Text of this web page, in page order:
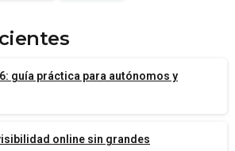
guía práctica para autónomos y
online sin grandes